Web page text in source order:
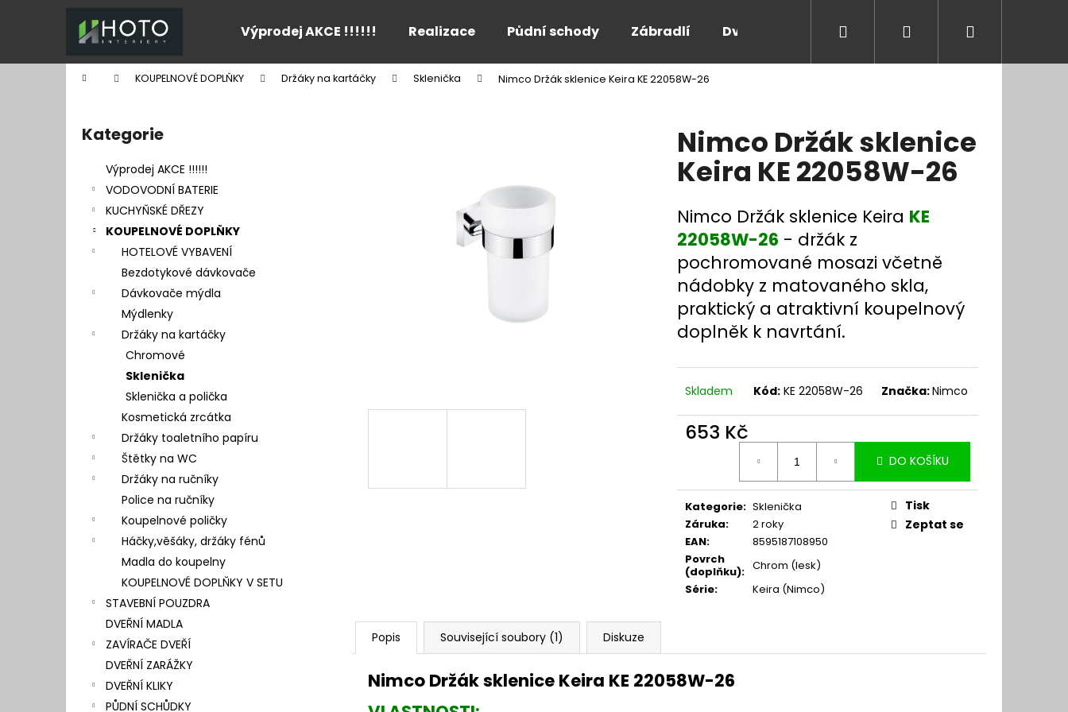
Výprodej AKCE !!!!!! Realizace Půdní schody Zábradlí Dveře a zárubně Kontakt Blog
Přihlášení
Domů KOUPELNOVÉ DOPLŇKY Držáky na kartáčky Sklenička Nimco Držák sklenice Keira KE 22058W-26
Přeskočit
kategorie
Kategorie
Výprodej AKCE !!!!!!
VODOVODNÍ BATERIE
KUCHYŇSKÉ DŘEZY
KOUPELNOVÉ DOPLŇKY
HOTELOVÉ VYBAVENÍ
Bezdotykové dávkovače
Dávkovače mýdla
Mýdlenky
Držáky na kartáčky
Chromové
Sklenička
Sklenička a polička
Kosmetická zrcátka
Držáky toaletního papíru
Štětky na WC
Držáky na ručníky
Police na ručníky
Koupelnové poličky
Háčky,věšáky, držáky fénů
Madla do koupelny
KOUPELNOVÉ DOPLŇKY V SETU
STAVEBNÍ POUZDRA
DVEŘNÍ MADLA
ZAVÍRAČE DVEŘÍ
DVEŘNÍ ZARÁŽKY
DVEŘNÍ KLIKY
PŮDNÍ SCHŮDKY
Nimco Držák sklenice
Keira KE 22058W-26
Nimco Držák sklenice Keira KE
22058W-26 - držák z
pochromované mosazi včetně
nádobky z matovaného skla,
praktický a atraktivní koupelnový
doplněk k navrtání.
Skladem Kód: KE 22058W-26 Značka:Nimco
653 Kč
DO KOŠÍKU
Kategorie: Sklenička
Záruka:
2 roky
EAN:
8595187108950
Povrch
(doplňku): Chrom (lesk)
Série: Keira (Nimco)
Tisk
Zeptat se
Popis Související soubory (1) Diskuze
Nimco Držák sklenice Keira KE 22058W-26
í
Zpět
do
Zpět
do
Co potřebujete najít?
Doporučujeme